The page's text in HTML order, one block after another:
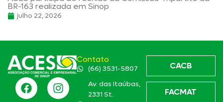
BR-163 realizada em Sinop
julho 22, 2026
Contato
(66) 3531-5807
Av. das Itaúbas,
2331 St.
CACB
FACMAT